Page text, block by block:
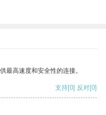
最高速度和安全性的连接。
支持[0] 反对[0]